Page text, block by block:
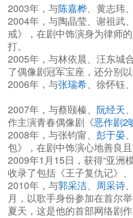
2003年，与陈嘉桦、黄志玮
2004年，与陶晶莹、谢祖武
戒》，在剧中饰演身为律师
打。
2005年，与林依晨、汪东城
了偶像剧冠军宝座，还分别
2006年，与张瑞希、徐怀钰
2007年，与蔡颐榛、 阮经天、
作主演青春偶像剧《恶作剧2
2008年，与张钧甯、 彭于晏
包》，在剧中饰演心地善良
2009年1月15日，获得“亚洲
收录了包括《王子复仇记》
2010年，与郭采洁、 周采诗
月，以歌手身份参加在首尔
夏天，这是他的首部网络剧作